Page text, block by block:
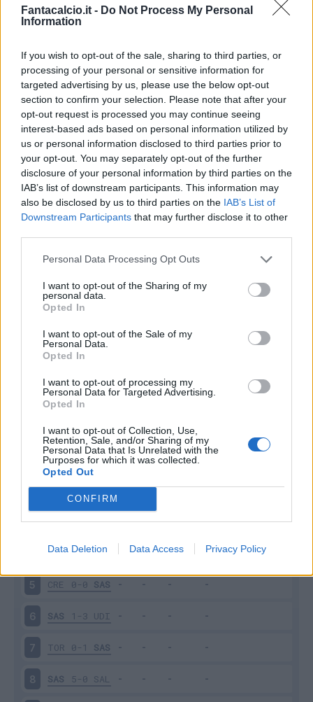
Fantacalcio.it - Do Not Process My Personal
Information
If you wish to opt-out of the sale, sharing to third parties, or
processing of your personal or sensitive information for
targeted advertising by us, please use the below opt-out
section to confirm your selection. Please note that after your
opt-out request is processed you may continue seeing
interest-based ads based on personal information utilized by
us or personal information disclosed to third parties prior to
your opt-out. You may separately opt-out of the further
disclosure of your personal information by third parties on the
IAB’s list of downstream participants. This information may
also be disclosed by us to third parties on the IAB’s List of
Downstream Participants that may further disclose it to other
Personal Data Processing Opt Outs
I want to opt-out of the Sharing of my
personal data.
Opted In
I want to opt-out of the Sale of my
Personal Data.
Opted In
I want to opt-out of processing my
Personal Data for Targeted Advertising.
Opted In
I want to opt-out of Collection, Use,
Retention, Sale, and/or Sharing of my
Personal Data that Is Unrelated with the
Purposes for which it was collected.
Opted Out
CONFIRM
Data Deletion Data Access Privacy Policy
Classic Mantra
Riepilogo stagione
Titolare 6 - 15%
Entrato 5 - 13%
Squalificato 0 - 0%
Inutilizzato 27 - 71
Scarica riepilogo
stagionale
Scarica
Giornata VotoFV Entrato Uscito Bonus/Malus
JUV 3-0 SAS
2 SAS 1-0 LEC
3 SPE 2-2 SAS
SAS 0-0 MIL
5 CRE 0-0 SAS
6 SAS 1-3 UDI
7 TOR 0-1 SAS
8 SAS 5-0 SAL